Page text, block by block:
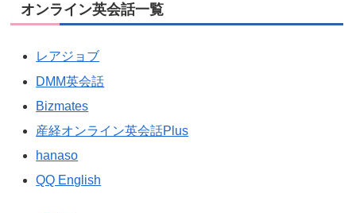
オンライン英会話一覧
レアジョブ
DMM英会話
Bizmates
産経オンライン英会話Plus
hanaso
QQ English